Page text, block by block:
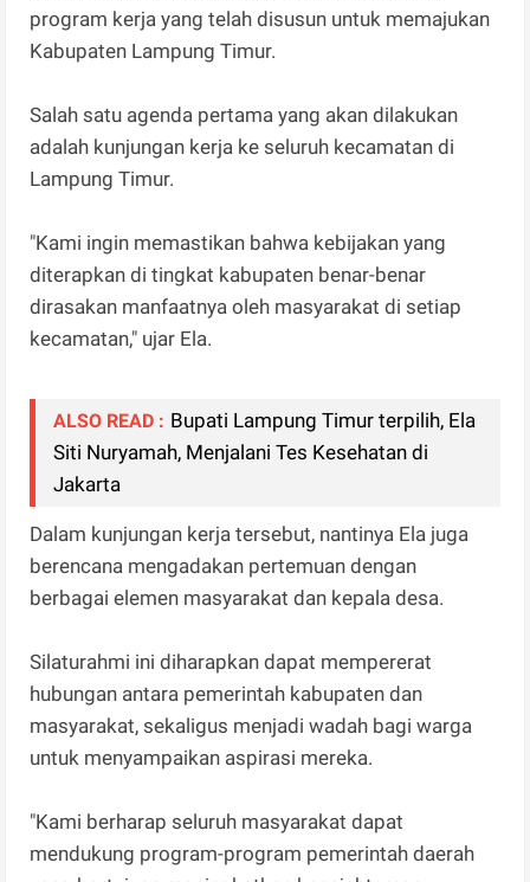
program kerja yang telah disusun untuk memajukan
Kabupaten Lampung Timur.
Salah satu agenda pertama yang akan dilakukan
adalah kunjungan kerja ke seluruh kecamatan di
Lampung Timur.
"Kami ingin memastikan bahwa kebijakan yang
diterapkan di tingkat kabupaten benar-benar
dirasakan manfaatnya oleh masyarakat di setiap
kecamatan," ujar Ela.
ALSO READ : Bupati Lampung Timur terpilih, Ela
Siti Nuryamah, Menjalani Tes Kesehatan di
Jakarta
Dalam kunjungan kerja tersebut, nantinya Ela juga
berencana mengadakan pertemuan dengan
berbagai elemen masyarakat dan kepala desa.
Silaturahmi ini diharapkan dapat mempererat
hubungan antara pemerintah kabupaten dan
masyarakat, sekaligus menjadi wadah bagi warga
untuk menyampaikan aspirasi mereka.
"Kami berharap seluruh masyarakat dapat
mendukung program-program pemerintah daerah